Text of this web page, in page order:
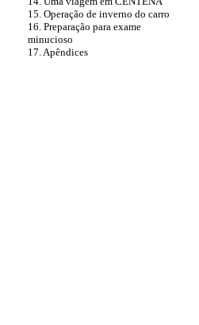
15. Operação de inverno do carro
16. Preparação para exame
minucioso
17. Apêndices